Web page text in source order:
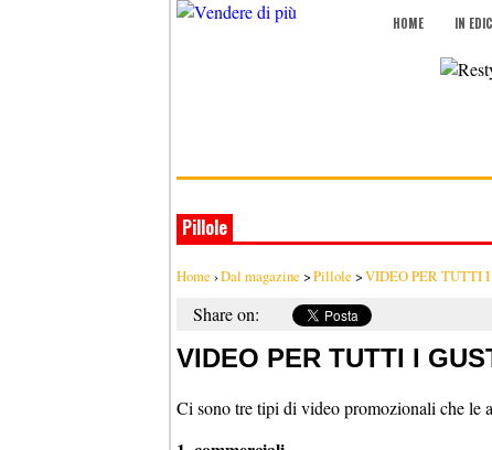
HOME IN
Pillole
Home ›Dal magazine >Pillole >VIDEO PER TUTTI
Share on:
VIDEO PER TUTTI I
Ci sono tre tipi di video promozionali che le